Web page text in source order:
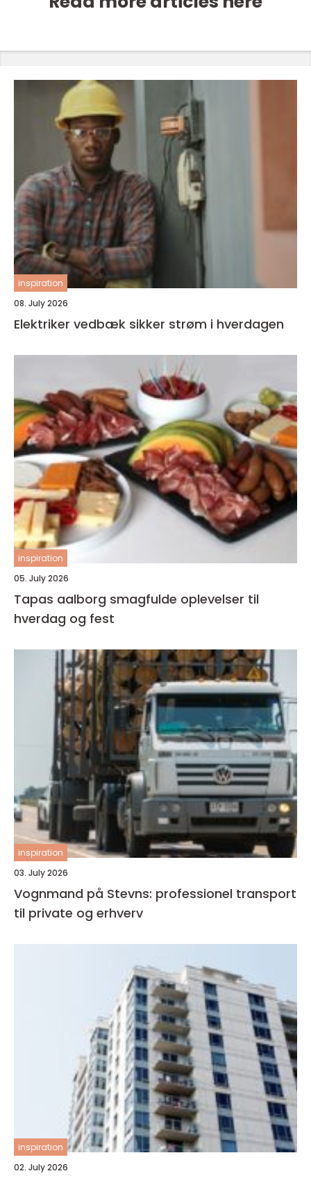
inspiration
08. July 2026
Elektriker vedbæk sikker strøm i hverdagen
inspiration
05. July 2026
Tapas aalborg smagfulde oplevelser til
hverdag og fest
inspiration
03. July 2026
Vognmand på Stevns: professionel transport
til private og erhverv
inspiration
02. July 2026